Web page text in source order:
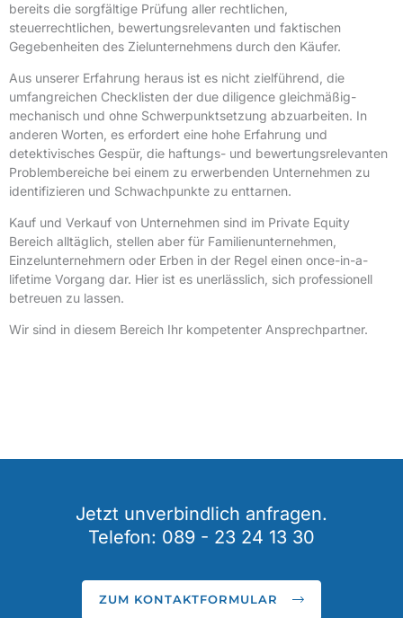
bereits die sorgfältige Prüfung aller rechtlichen,
steuerrechtlichen, bewertungsrelevanten und faktischen
Gegebenheiten des Zielunternehmens durch den Käufer.
Aus unserer Erfahrung heraus ist es nicht zielführend, die
umfangreichen Checklisten der due diligence gleichmäßig-
mechanisch und ohne Schwerpunktsetzung abzuarbeiten. In
anderen Worten, es erfordert eine hohe Erfahrung und
detektivisches Gespür, die haftungs- und bewertungsrelevanten
Problembereiche bei einem zu erwerbenden Unternehmen zu
identifizieren und Schwachpunkte zu enttarnen.
Kauf und Verkauf von Unternehmen sind im Private Equity
Bereich alltäglich, stellen aber für Familienunternehmen,
Einzelunternehmern oder Erben in der Regel einen once-in-a-
lifetime Vorgang dar. Hier ist es unerlässlich, sich professionell
betreuen zu lassen.
Wir sind in diesem Bereich Ihr kompetenter Ansprechpartner.
Jetzt unverbindlich anfragen.
Telefon: 089 - 23 24 13 30
ZUM KONTAKTFORMULAR